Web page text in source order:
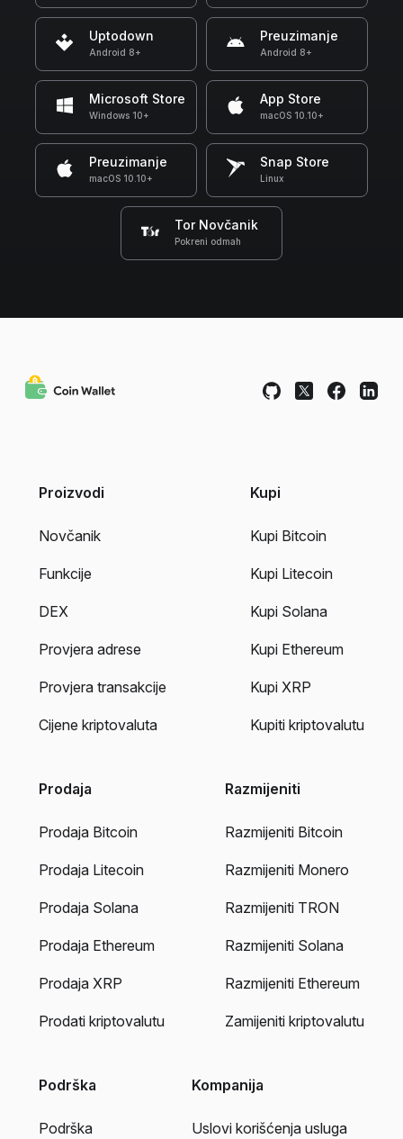
Uptodown
Android 8+
Preuzimanje
Android 8+
Microsoft Store
Windows 10+
App Store
macOS 10.10+
Preuzimanje
macOS 10.10+
Snap Store
Linux
Tor Novčanik
Pokreni odmah
Proizvodi
Novčanik
Funkcije
DEX
Provjera adrese
Provjera transakcije
Cijene kriptovaluta
Kupi
Kupi Bitcoin
Kupi Litecoin
Kupi Solana
Kupi Ethereum
Kupi XRP
Kupiti kriptovalutu
Prodaja
Prodaja Bitcoin
Prodaja Litecoin
Prodaja Solana
Prodaja Ethereum
Prodaja XRP
Prodati kriptovalutu
Razmijeniti
Razmijeniti Bitcoin
Razmijeniti Monero
Razmijeniti TRON
Razmijeniti Solana
Razmijeniti Ethereum
Zamijeniti kriptovalutu
Podrška
Podrška
Kompanija
Uslovi korišćenja usluga